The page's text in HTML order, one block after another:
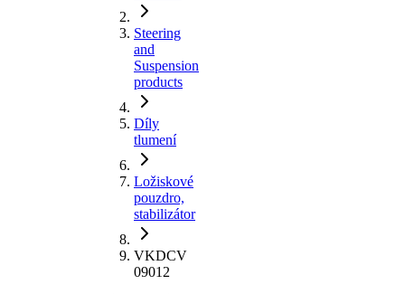
Steering
and
Suspension
products
Díly
tlumení
Ložiskové
pouzdro,
stabilizátor
VKDCV
09012